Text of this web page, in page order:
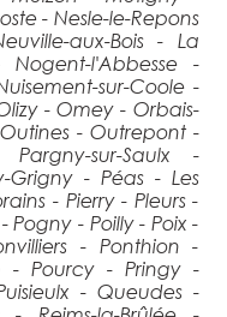
- Nesle-le-Repons
aux-Bois - La
Nogent-l'Abbesse -
sur-Coole -
- Omey - Orbais-
- Outrepont -
sur-Saulx -
Grigny - Péas - Les
- Pierry - Pleurs -
- Poilly - Poix -
- Ponthion -
- Pourcy - Pringy -
- Queudes -